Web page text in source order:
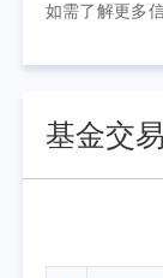
如需了解更多
基金交